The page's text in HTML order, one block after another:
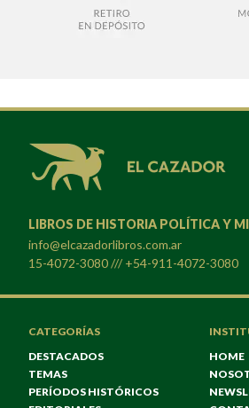
LIBROS DE HISTORIA POLÍTICA Y
info@elcazadorlibros.com.ar
15-4072-3080 /// +54-911-4072-3080
CATEGORÍAS
DESTACADOS
TEMAS
PERÍODOS HISTÓRICOS
HOME